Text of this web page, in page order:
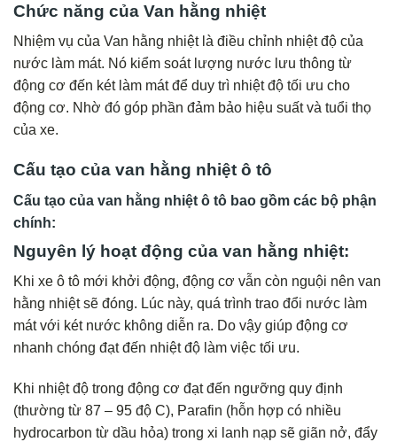
Chức năng của Van hằng nhiệt
Nhiệm vụ của Van hằng nhiệt là điều chỉnh nhiệt độ của
nước làm mát. Nó kiểm soát lượng nước lưu thông từ
động cơ đến két làm mát để duy trì nhiệt độ tối ưu cho
động cơ. Nhờ đó góp phần đảm bảo hiệu suất và tuổi thọ
của xe.
Cấu tạo của van hằng nhiệt ô tô
Cấu tạo của van hằng nhiệt ô tô bao gồm các bộ phận
chính:
Nguyên lý hoạt động của van hằng nhiệt:
Khi xe ô tô mới khởi động, động cơ vẫn còn nguội nên van
hằng nhiệt sẽ đóng. Lúc này, quá trình trao đổi nước làm
mát với két nước không diễn ra. Do vậy giúp động cơ
nhanh chóng đạt đến nhiệt độ làm việc tối ưu.
Khi nhiệt độ trong động cơ đạt đến ngưỡng quy định
(thường từ 87 – 95 độ C), Parafin (hỗn hợp có nhiều
hydrocarbon từ dầu hỏa) trong xi lanh nạp sẽ giãn nở, đẩy